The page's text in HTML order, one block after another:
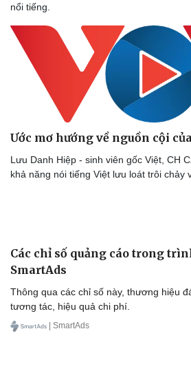
Cải chính
nổi tiếng.
Ước mơ hướng về nguồn cội
Lưu Danh Hiệp - sinh viên gốc Việt, CH
khả năng nói tiếng Việt lưu loát trôi chảy